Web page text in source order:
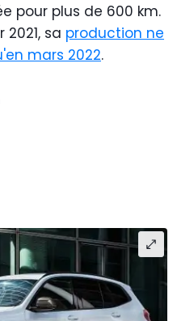
pour plus de 600 km.
sa production ne
mars 2022.